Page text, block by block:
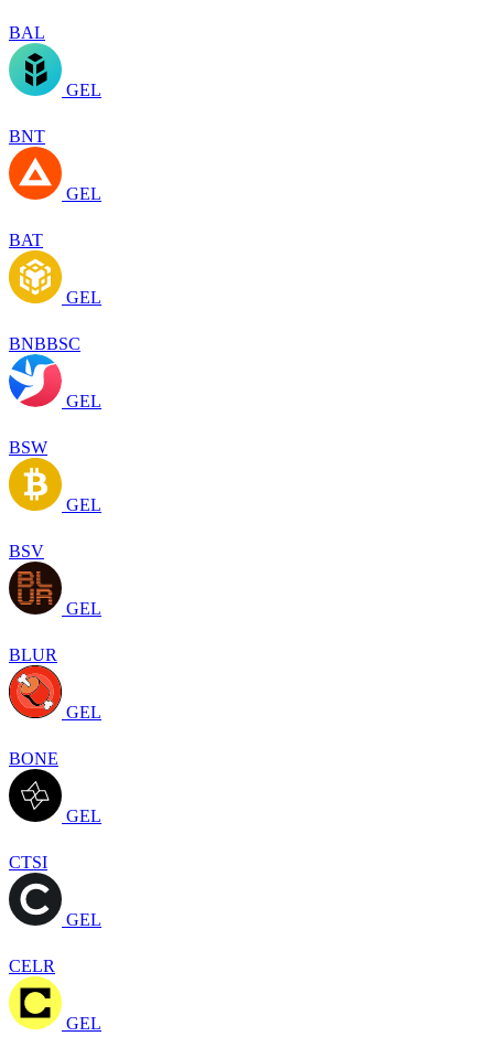
BAL
GEL
BNT
GEL
BAT
GEL
BNBBSC
GEL
BSW
GEL
BSV
GEL
BLUR
GEL
BONE
GEL
CTSI
GEL
CELR
GEL